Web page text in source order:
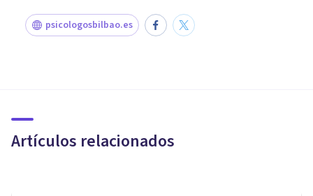
psicologosbilbao.es
Artículos relacionados
transformar Creencias